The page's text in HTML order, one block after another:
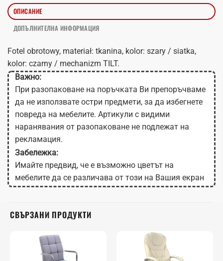
ОПИСАНИЕ
ДОПЪЛНИТЕЛНА ИНФОРМАЦИЯ
Fotel obrotowy, materiał: tkanina, kolor: szary / siatka,
kolor: czarny / mechanizm TILT.
Важно:
При разопаковане на поръчката Ви препоръчваме
да не използвате остри предмети, за да избегнете
повреда на мебелите. Артикули с видими
наранявания от разопаковане не подлежат на
рекламация.
Забележка:
Имайте предвид, че е възможно цветът на
мебелите да се различава от този на Вашия екран
в зависимост от настройките на монитора.
СВЪРЗАНИ ПРОДУКТИ